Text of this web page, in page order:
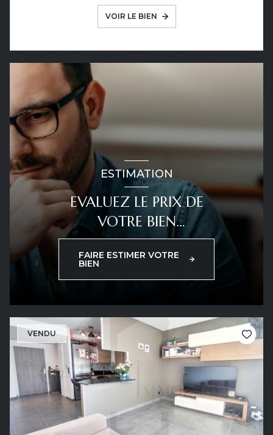
VOIR LE BIEN
ESTIMATION
EVALUEZ LE PRIX DE
VOTRE BIEN
IMMOBILIER
FAIRE ESTIMER VOTRE
BIEN
VENDU